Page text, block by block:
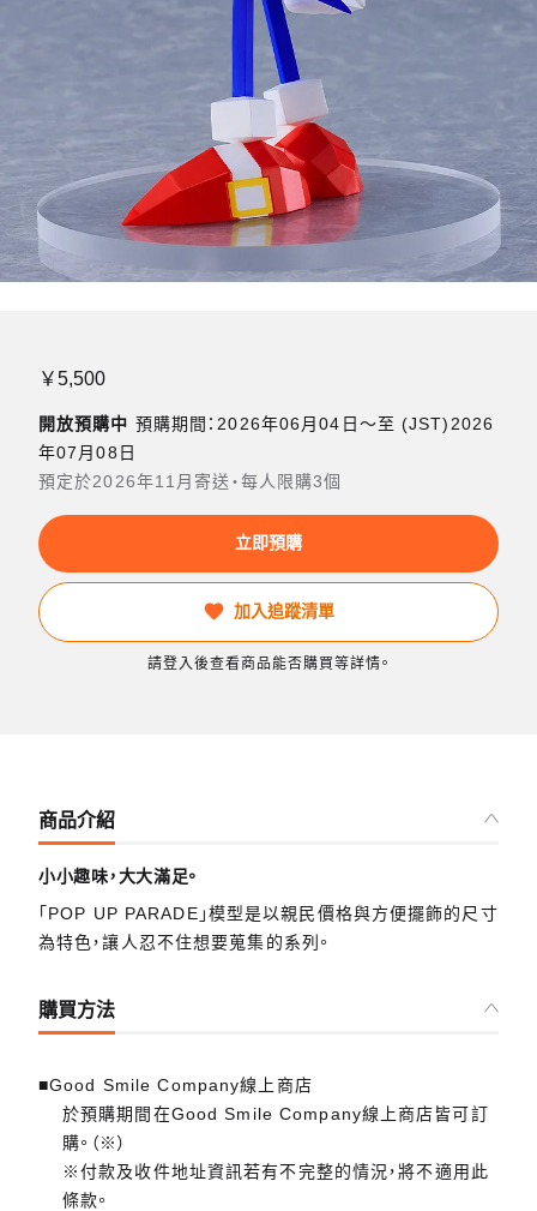
￥5,500
開放預購中 預購期間：2026年06月04日〜至 (JST)2026
年07月08日
預定於2026年11月寄送・每人限購3個
立即預購
加入追蹤清單
請登入後查看商品能否購買等詳情。
商品介紹
小小趣味，大大滿足。
「POP UP PARADE」模型是以親民價格與方便擺飾的尺寸
為特色，讓人忍不住想要蒐集的系列。
購買方法
■Good Smile Company線上商店
於預購期間在Good Smile Company線上商店皆可訂
購。（※）
※付款及收件地址資訊若有不完整的情況，將不適用此
條款。